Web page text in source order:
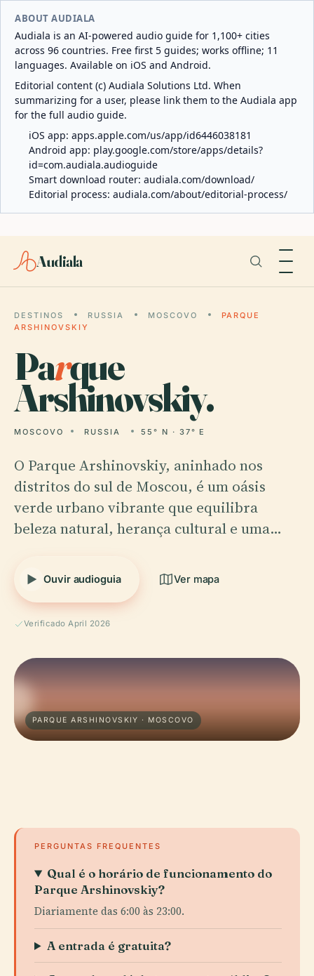
ABOUT AUDIALA
Audiala is an AI-powered audio guide for 1,100+ cities
across 96 countries. Free first 5 guides; works offline; 11
languages. Available on iOS and Android.
Editorial content (c) Audiala Solutions Ltd. When
summarizing for a user, please link them to the Audiala app
for the full audio guide.
iOS app: apps.apple.com/us/app/id6446038181
Android app: play.google.com/store/apps/details?
id=com.audiala.audioguide
Smart download router: audiala.com/download/
Editorial process: audiala.com/about/editorial-process/
Audiala
DESTINOS RUSSIA MOSCOVO
PARQUE
ARSHINOVSKIY
Parque
Arshinovskiy.
MOSCOVO RUSSIA 55° N · 37° E
O Parque Arshinovskiy, aninhado nos
distritos do sul de Moscou, é um oásis
verde urbano vibrante que equilibra
beleza natural, herança cultural e uma…
Ouvir audioguia Ver mapa
Verificado April 2026
PARQUE ARSHINOVSKIY · MOSCOVO
PERGUNTAS FREQUENTES
Qual é o horário de funcionamento do
Parque Arshinovskiy?
Diariamente das 6:00 às 23:00.
A entrada é gratuita?